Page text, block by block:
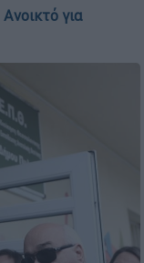
Ανοικτό για